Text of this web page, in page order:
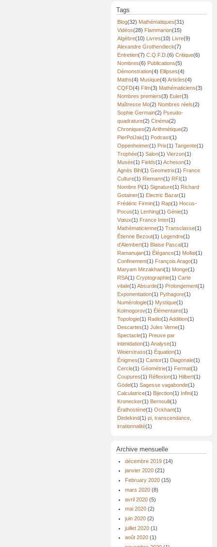
Tags
Blog(32) Mathématiques(31)
Vidéos(28) Flammarion(15)
Algèbre(10) Livres(10) Livre(9)
Alexandre Grothendieck(7)
Entretien(7) C.Q.F.D. (6) Critique(6)
Nombres(6) Publications(5)
Démonstration(4) Ellipses(4)
Maths(4) Musique(4) Articles(4)
CQFD(4) Film(3) Mathématiciens(3)
Nombres premiers(3) Euler(3)
Maîtresse Mo(2) Nombres réels(2)
Sophie Germain(2) Pseudo-
quadrature(2) Cinéma(2)
Chroniques(2) Arithmétique(2)
PierPolJak(1) Podcast(1)
Oppenheimer(1) Prix(1) Tangente(1)
Trophée(1) Salon(1) Vierzon(1)
Musée(1) Fields(1) Acheson(1)
Agnès Bihl(1) Geometrix(1) France
Culture(1) Riemann(1) RFI(1)
Nombre Pi(1) Signature(1) Richard
Gotainer(1) Electric Bazar(1)
Frédéric Firmin(1) Rap(1) Hocus-
Pocus(1) Lenhing(1) Génie(1)
Vœux(1) France Inter(1)
Mathématicienne(1) Transclasse(1)
Étienne Bezout(1) Legendre(1)
d'Alembert(1) Blaise Pascal(1)
Ramanujan(1) Élégance(1) Mollat(1)
Confinement(1) François Arago(1)
Maryam Mirzakhani(1) Monge(1)
RSA(1) Cryptographie(1) Carte
vitale(1) Absurde(1) Prolongement(1)
Exponentiation(1) Pythagore(1)
Numérologie(1) Mystique(1)
Kolmogorov(1) Élémentaire(1)
Topologie(1) Radio(1) Addition(1)
Descartes(1) Jules Verne(1)
Spectacle(1) Preuve par
intimidation(1) Analyse(1)
Weierstrass(1) Équation(1)
Énigmes(1) Cantor(1) Diagonale(1)
Cercle(1) Géométrie(1) Fermat(1)
Coupures(1) Réflexion(1) Hilbert(1)
Gödel(1) Sagesse vagabonde(1)
Calculatrice(1) Bijection(1) Infini(1)
Kronecker(1) Bernoulli(1)
Érathostène(1) Ockham(1)
Dedekind(1) pi, transcendance,
irrationnalité(1)
Archive mensuelle
décembre 2019 (14)
janvier 2020 (21)
February 2020 (15)
mars 2020 (8)
avril 2020 (5)
mai 2020 (2)
juin 2020 (2)
juillet 2020 (1)
août 2020 (1)